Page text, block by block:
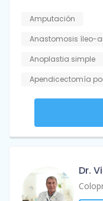
Amputación
Anastomosis íleo-
Anoplastia simple
Apendicectomía
Dr.